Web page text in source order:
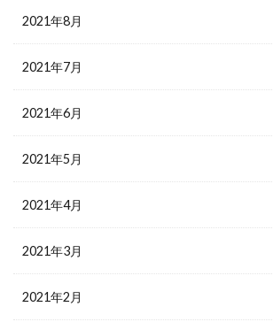
2021年8月
2021年7月
2021年6月
2021年5月
2021年4月
2021年3月
2021年2月